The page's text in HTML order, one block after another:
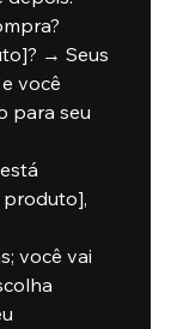
→ Seus
você
para seu
você vai